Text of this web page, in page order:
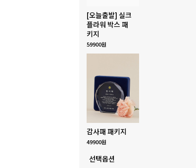
[오늘출발] 실크
플라워 박스 패
키지
59900원
감사패 패키지
49900원
선택옵션